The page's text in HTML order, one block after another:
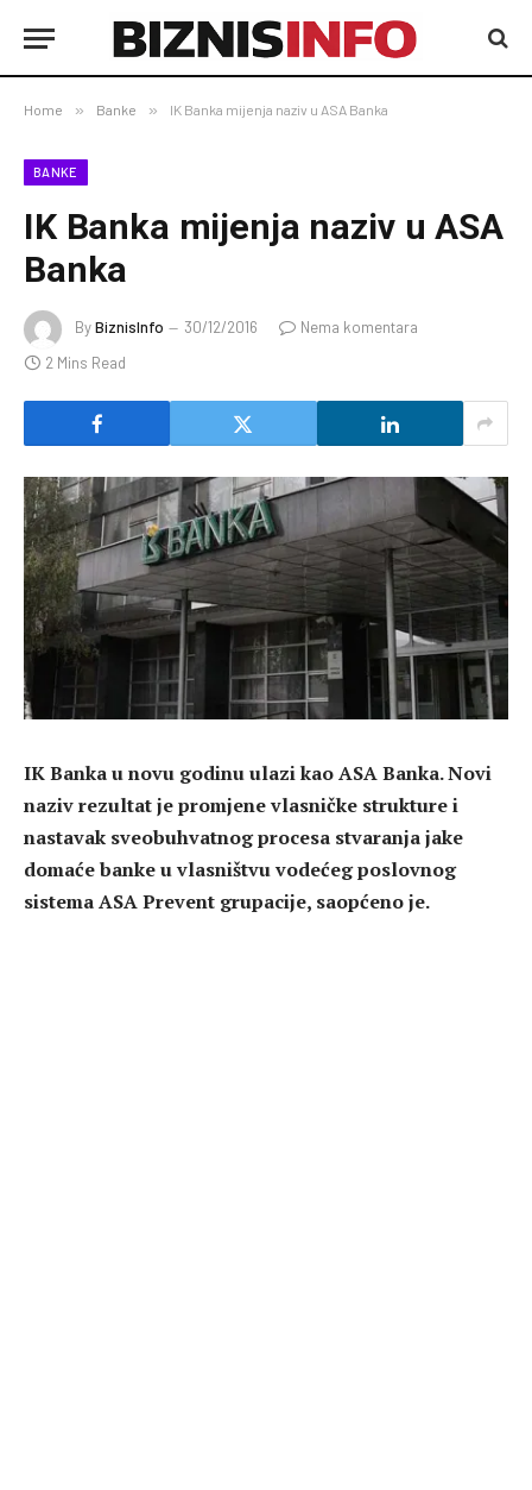
Home » Banke » IK Banka mijenja naziv u ASA Banka
BANKE
IK Banka mijenja naziv u ASA
Banka
ByBiznisInfo 30/12/2016
Nema komentara
2 Mins Read
IK Banka u novu godinu ulazi kao ASA Banka. Novi
naziv rezultat je promjene vlasničke strukture i
nastavak sveobuhvatnog procesa stvaranja jake
domaće banke u vlasništvu vodećeg poslovnog
sistema ASA Prevent grupacije, saopćeno je.